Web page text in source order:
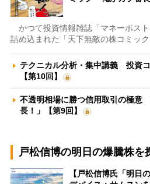
かつて投資情報雑誌「マネーポス
詰め込まれた「天下無敵の株コミッ
テクニカル分析・集中講義 投資コ
【第10回】
不透明相場に勝つ信用取引の極意
長！」【第9回】
戸松信博の明日の爆騰株を
【戸松信博氏「明日